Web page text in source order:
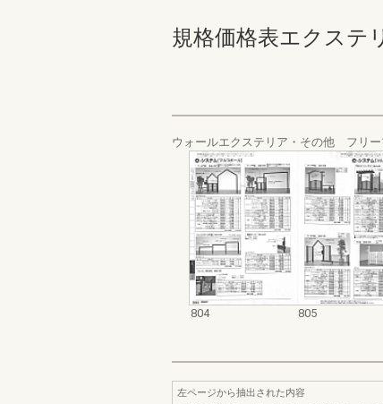
規格価格表エクステ
ウォールエクステリア・その他 フリー
804 805
左ページから抽出された内容